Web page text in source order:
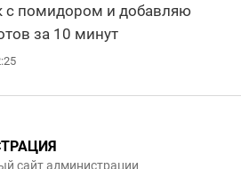
с помидором и добавляю
за 10 минут
сайт администрации